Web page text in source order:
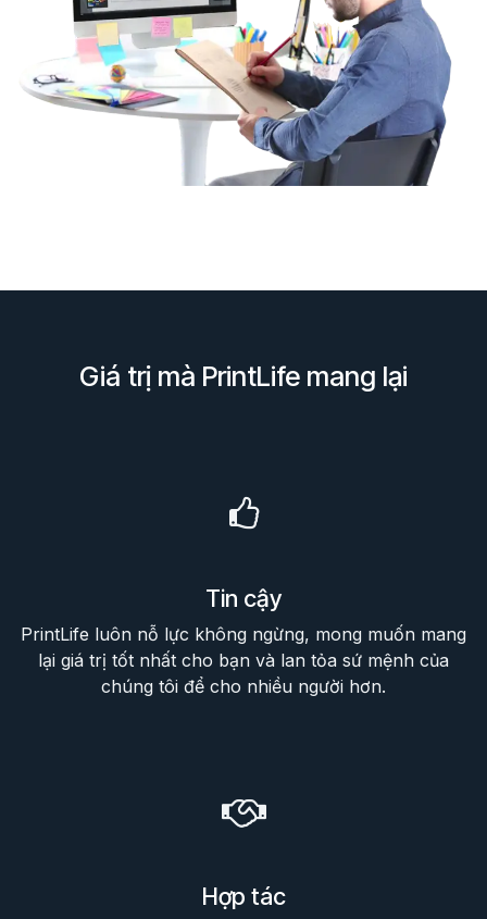
Giá trị mà PrintLife mang lại
Tin cậy
PrintLife luôn nỗ lực không ngừng, mong muốn mang
lại giá trị tốt nhất cho bạn và lan tỏa sứ mệnh của
chúng tôi để cho nhiều người hơn.
Hợp tác